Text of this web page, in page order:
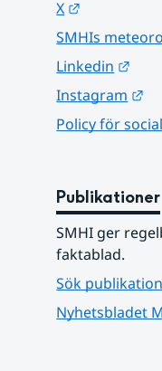
X
SMHIs
Linkedin
Instagram
Policy för
Publikationer
SMHI ger
faktablad.
Sök
Nyhetsbladet